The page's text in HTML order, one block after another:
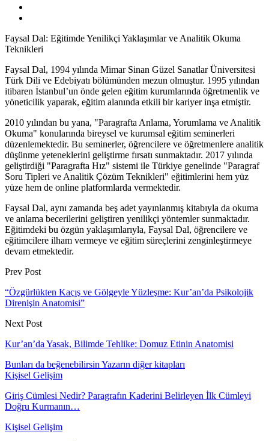
Faysal Dal: Eğitimde Yenilikçi Yaklaşımlar ve Analitik Okuma
Teknikleri
Faysal Dal, 1994 yılında Mimar Sinan Güzel Sanatlar Üniversitesi
Türk Dili ve Edebiyatı bölümünden mezun olmuştur. 1995 yılından
itibaren İstanbul’un önde gelen eğitim kurumlarında öğretmenlik ve
yöneticilik yaparak, eğitim alanında etkili bir kariyer inşa etmiştir.
2010 yılından bu yana, "Paragrafta Anlama, Yorumlama ve Analitik
Okuma" konularında bireysel ve kurumsal eğitim seminerleri
düzenlemektedir. Bu seminerler, öğrencilere ve öğretmenlere analitik
düşünme yeteneklerini geliştirme fırsatı sunmaktadır. 2017 yılında
geliştirdiği "Paragrafta Hız" sistemi ile Türkiye genelinde "Paragraf
Soru Tipleri ve Analitik Çözüm Teknikleri" eğitimlerini hem yüz
yüze hem de online platformlarda vermektedir.
Faysal Dal, aynı zamanda beş adet yayınlanmış kitabıyla da okuma
ve anlama becerilerini geliştiren yenilikçi yöntemler sunmaktadır.
Eğitimdeki bu özgün yaklaşımlarıyla, Faysal Dal, öğrencilere ve
eğitimcilere ilham vermeye ve eğitim süreçlerini zenginleştirmeye
devam etmektedir.
Prev Post
“Özgürlükten Kaçış ve Gölgeyle Yüzleşme: Kur’an’da Psikolojik
Direnişin Anatomisi”
Next Post
Kur’an’da Yasak, Bilimde Tehlike: Domuz Etinin Anatomisi
Bunları da beğenebilirsin Yazarın diğer kitapları
Kişisel Gelişim
Giriş Cümlesi Nedir? Paragrafın Kaderini Belirleyen İlk Cümleyi
Doğru Kurmanın…
Kişisel Gelişim